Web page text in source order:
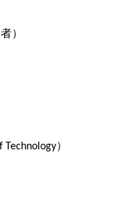
）
Technology）